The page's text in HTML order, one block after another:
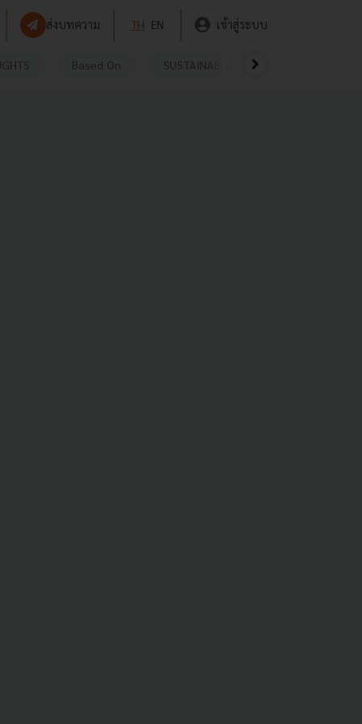
ส่งบทความ TH EN เข้าสู่ระบบ
Based On SUSTAINABLE